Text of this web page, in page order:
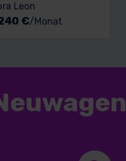
Leon
€/Monat